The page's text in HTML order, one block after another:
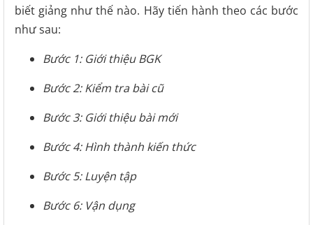
biết giảng như thế nào. Hãy tiến hành theo các bước
như sau:
Bước 1: Giới thiệu BGK
Bước 2: Kiểm tra bài cũ
Bước 3: Giới thiệu bài mới
Bước 4: Hình thành kiến thức
Bước 5: Luyện tập
Bước 6: Vận dụng